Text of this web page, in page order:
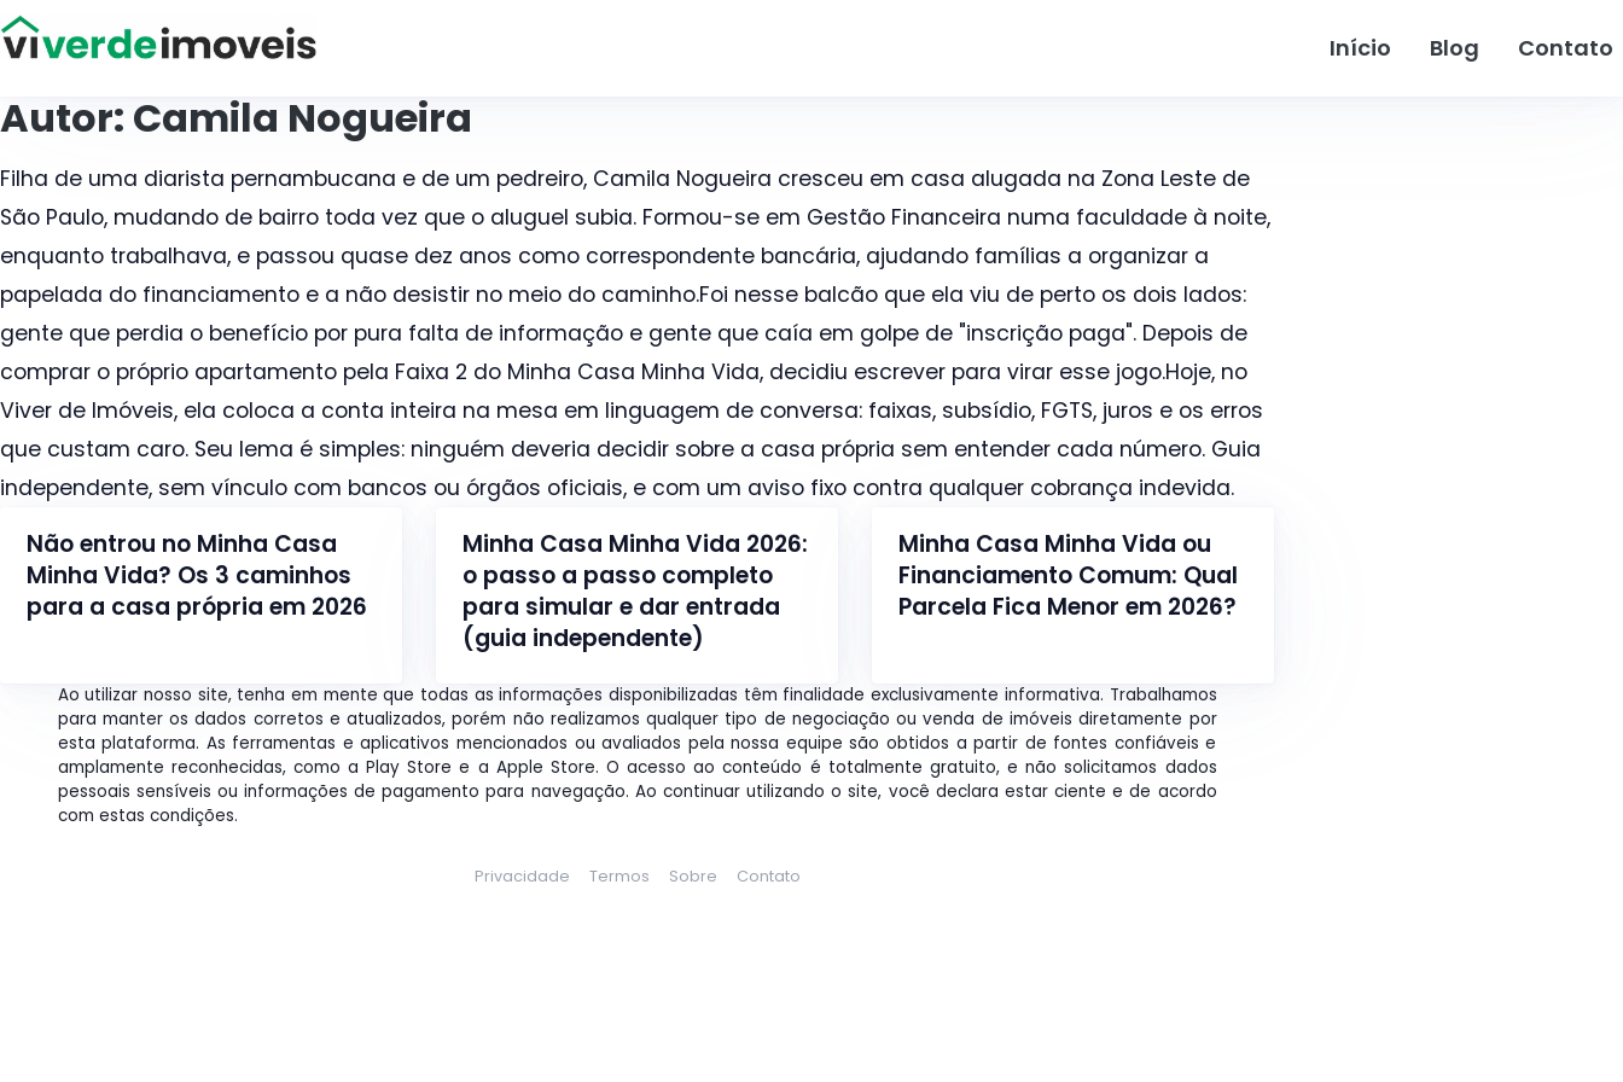
Viver de Imóveis Início Blog Contato
Autor: Camila Nogueira
Filha de uma diarista pernambucana e de um pedreiro, Camila Nogueira cresceu em casa alugada na Zona Leste de
São Paulo, mudando de bairro toda vez que o aluguel subia. Formou-se em Gestão Financeira numa faculdade à noite,
enquanto trabalhava, e passou quase dez anos como correspondente bancária, ajudando famílias a organizar a
papelada do financiamento e a não desistir no meio do caminho.Foi nesse balcão que ela viu de perto os dois lados:
gente que perdia o benefício por pura falta de informação e gente que caía em golpe de "inscrição paga". Depois de
comprar o próprio apartamento pela Faixa 2 do Minha Casa Minha Vida, decidiu escrever para virar esse jogo.Hoje, no
Viver de Imóveis, ela coloca a conta inteira na mesa em linguagem de conversa: faixas, subsídio, FGTS, juros e os erros
que custam caro. Seu lema é simples: ninguém deveria decidir sobre a casa própria sem entender cada número. Guia
independente, sem vínculo com bancos ou órgãos oficiais, e com um aviso fixo contra qualquer cobrança indevida.
Não entrou no Minha Casa
Minha Vida? Os 3 caminhos
para a casa própria em 2026
Minha Casa Minha Vida 2026:
o passo a passo completo
para simular e dar entrada
(guia independente)
Minha Casa Minha Vida ou
Financiamento Comum: Qual
Parcela Fica Menor em 2026?
Ao utilizar nosso site, tenha em mente que todas as informações disponibilizadas têm finalidade exclusivamente informativa. Trabalhamos
para manter os dados corretos e atualizados, porém não realizamos qualquer tipo de negociação ou venda de imóveis diretamente por
esta plataforma. As ferramentas e aplicativos mencionados ou avaliados pela nossa equipe são obtidos a partir de fontes confiáveis e
amplamente reconhecidas, como a Play Store e a Apple Store. O acesso ao conteúdo é totalmente gratuito, e não solicitamos dados
pessoais sensíveis ou informações de pagamento para navegação. Ao continuar utilizando o site, você declara estar ciente e de acordo
com estas condições.
Privacidade Termos Sobre Contato